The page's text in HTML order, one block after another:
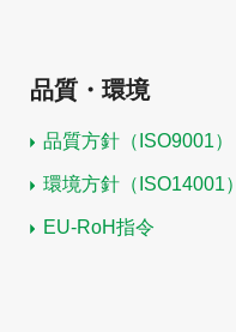
品質・環境
品質方針（ISO9001）
環境方針（ISO14001）
EU-RoH指令